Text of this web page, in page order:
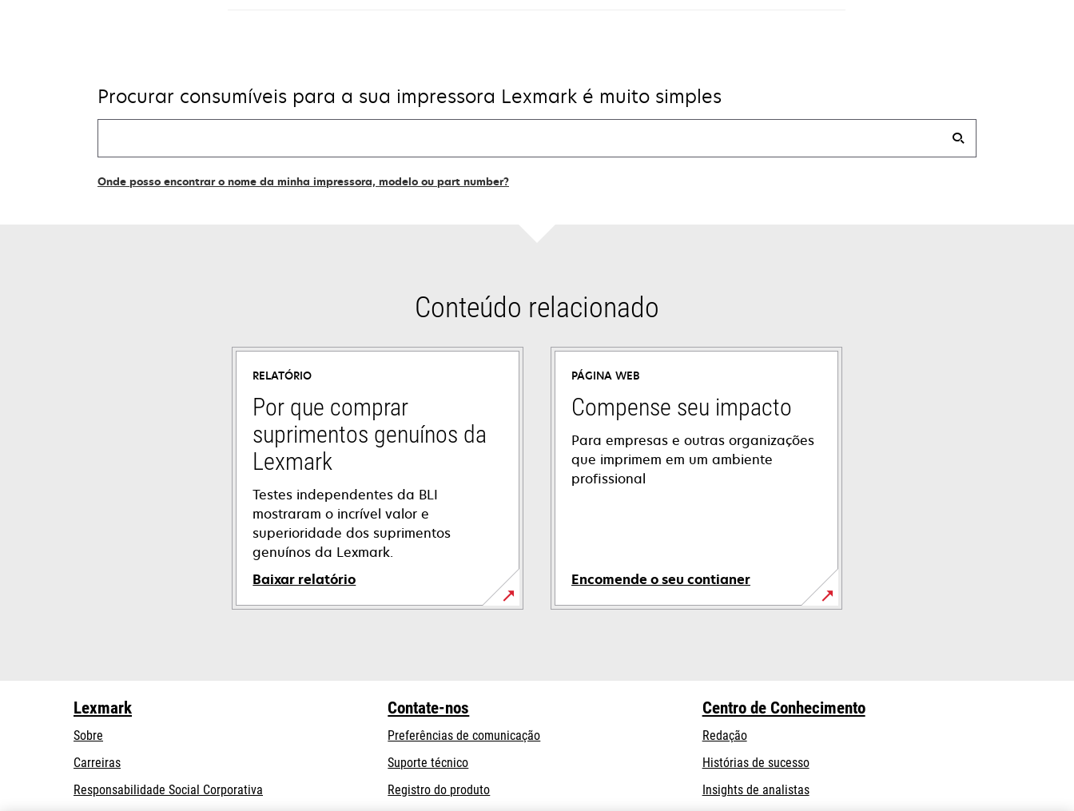
Procurar consumíveis para a sua impressora Lexmark é muito simples
Onde posso encontrar o nome da minha impressora, modelo ou part number?
Conteúdo relacionado
RELATÓRIO
Por que comprar
suprimentos genuínos da
Lexmark
Testes independentes da BLI
mostraram o incrível valor e
superioridade dos suprimentos
genuínos da Lexmark.
Baixar relatório
opens
PÁGINA WEB
Compense seu impacto
Para empresas e outras organizações
que imprimem em um ambiente
profissional
Encomende o seu contianer
opens
Lexmark
Sobre
Carreiras
Responsabilidade Social Corporativa
Contate-nos
Preferências de comunicação
Suporte técnicoopens
in
a
Registro do produto
Centro de Conhecimento
Redação
Histórias de sucesso
Insights de analistas